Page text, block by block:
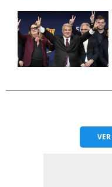
VER